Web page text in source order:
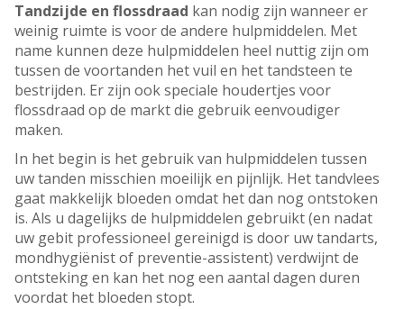
Tandzijde en flossdraad kan nodig zijn wanneer er
weinig ruimte is voor de andere hulpmiddelen. Met
name kunnen deze hulpmiddelen heel nuttig zijn om
tussen de voortanden het vuil en het tandsteen te
bestrijden. Er zijn ook speciale houdertjes voor
flossdraad op de markt die gebruik eenvoudiger
maken.
In het begin is het gebruik van hulpmiddelen tussen
uw tanden misschien moeilijk en pijnlijk. Het tandvlees
gaat makkelijk bloeden omdat het dan nog ontstoken
is. Als u dagelijks de hulpmiddelen gebruikt (en nadat
uw gebit professioneel gereinigd is door uw tandarts,
mondhygiënist of preventie-assistent) verdwijnt de
ontsteking en kan het nog een aantal dagen duren
voordat het bloeden stopt.